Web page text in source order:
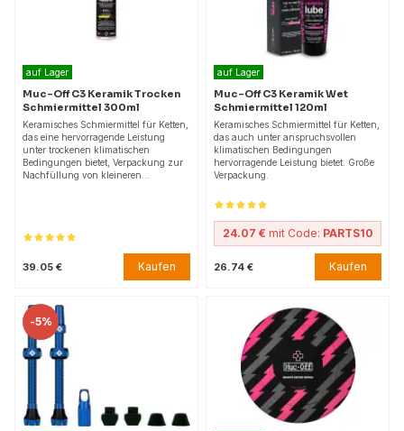
auf Lager
Muc-Off C3 Keramik Trocken
Schmiermittel 300ml
Keramisches Schmiermittel für Ketten,
das eine hervorragende Leistung
unter trockenen klimatischen
Bedingungen bietet, Verpackung zur
Nachfüllung von kleineren…
39.05 € Kaufen
auf Lager
Muc-Off C3 Keramik Wet
Schmiermittel 120ml
Keramisches Schmiermittel für Ketten,
das auch unter anspruchsvollen
klimatischen Bedingungen
hervorragende Leistung bietet. Große
Verpackung.
24.07 € mit Code: PARTS10
26.74 € Kaufen
-5%